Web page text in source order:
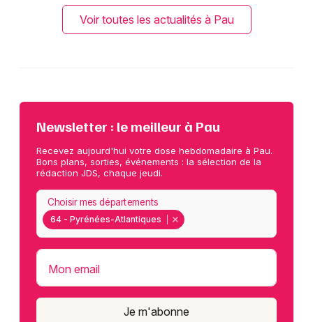
Voir toutes les actualités à Pau
Newsletter : le meilleur à Pau
Recevez aujourd'hui votre dose hebdomadaire à Pau.
Bons plans, sorties, événements : la sélection de la
rédaction JDS, chaque jeudi.
64 - Pyrénées-Atlantiques
Choisir mes départements
Mon email
Je m'abonne